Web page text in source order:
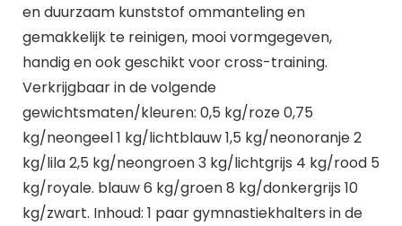
en duurzaam kunststof ommanteling en
gemakkelijk te reinigen, mooi vormgegeven,
handig en ook geschikt voor cross-training.
Verkrijgbaar in de volgende
gewichtsmaten/kleuren: 0,5 kg/roze 0,75
kg/neongeel 1 kg/lichtblauw 1,5 kg/neonoranje 2
kg/lila 2,5 kg/neongroen 3 kg/lichtgrijs 4 kg/rood 5
kg/royale. blauw 6 kg/groen 8 kg/donkergrijs 10
kg/zwart. Inhoud: 1 paar gymnastiekhalters in de